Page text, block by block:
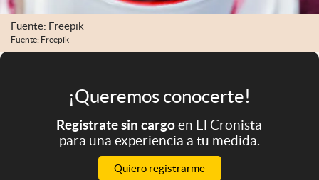
abre en nueva pestaña
Argentina
Fuente: Freepik
Fuente: Freepik
¡Queremos conocerte!
Registrate sin cargoen El Cronista
para una experiencia a tu medida.
Quiero registrarme